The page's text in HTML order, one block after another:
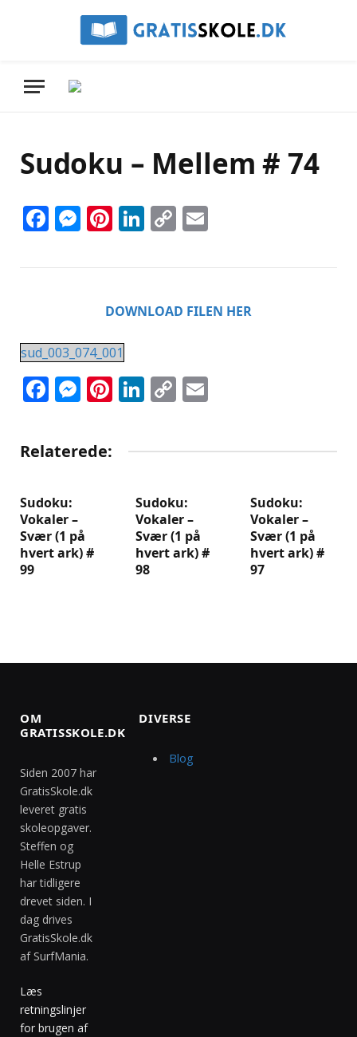
Sudoku – Mellem # 74
Facebook
Messenger
Pinterest
LinkedIn
Copy
DOWNLOAD FILEN HER
sud_003_074_001
Facebook
Messenger
Pinterest
LinkedIn
Copy
Relaterede:
Sudoku:
Vokaler –
Svær (1 på
hvert ark) #
99
Sudoku:
Vokaler –
Svær (1 på
hvert ark) #
98
Sudoku:
Vokaler –
Svær (1 på
hvert ark) #
97
OM
GRATISSKOLE.DK
Siden 2007 har
GratisSkole.dk
leveret gratis
skoleopgaver.
Steffen og
Helle Estrup
har tidligere
drevet siden. I
dag drives
GratisSkole.dk
af SurfMania.
Læs
retningslinjer
for brugen af
DIVERSE
Blog